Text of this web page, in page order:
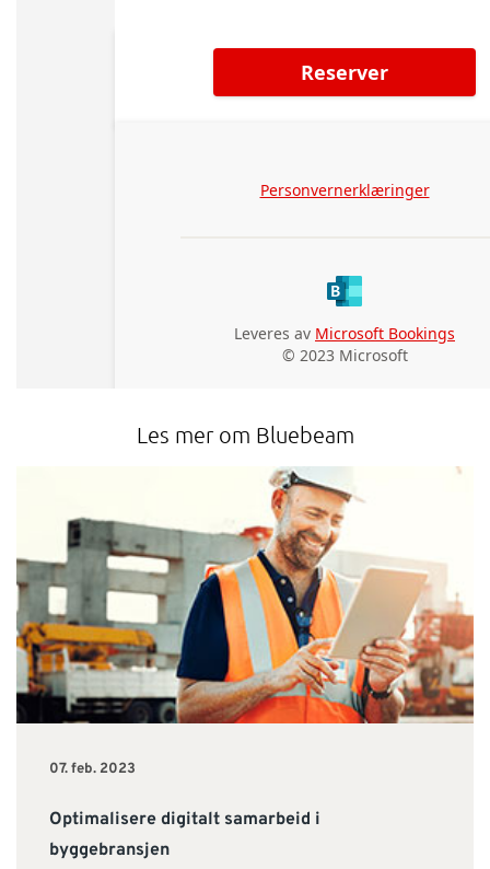
Les mer om Bluebeam
07. feb. 2023
Optimalisere digitalt samarbeid i
byggebransjen